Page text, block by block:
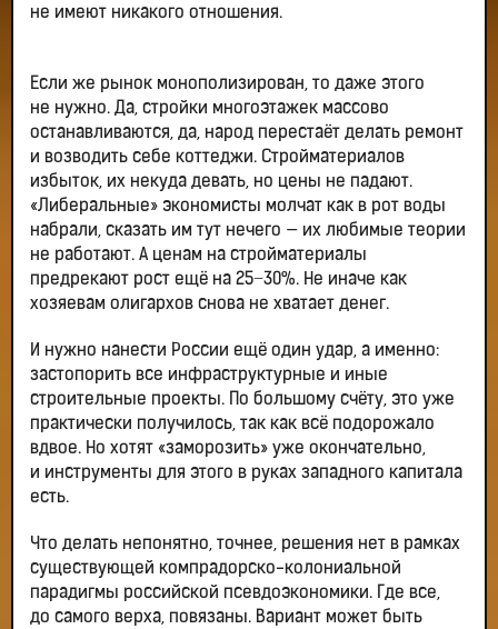
не имеют никакого отношения.
Если же рынок монополизирован, то даже этого
не нужно. Да, стройки многоэтажек массово
останавливаются, да, народ перестаёт делать ремонт
и возводить себе коттеджи. Стройматериалов
избыток, их некуда девать, но цены не падают.
«Либеральные» экономисты молчат как в рот воды
набрали, сказать им тут нечего — их любимые теории
не работают. А ценам на стройматериалы
предрекают рост ещё на 25−30%. Не иначе как
хозяевам олигархов снова не хватает денег.
И нужно нанести России ещё один удар, а именно:
застопорить все инфраструктурные и иные
строительные проекты. По большому счёту, это уже
практически получилось, так как всё подорожало
вдвое. Но хотят «заморозить» уже окончательно,
и инструменты для этого в руках западного капитала
есть.
Что делать непонятно, точнее, решения нет в рамках
существующей компрадорско-колониальной
парадигмы российской псевдоэкономики. Где все,
до самого верха, повязаны. Вариант может быть